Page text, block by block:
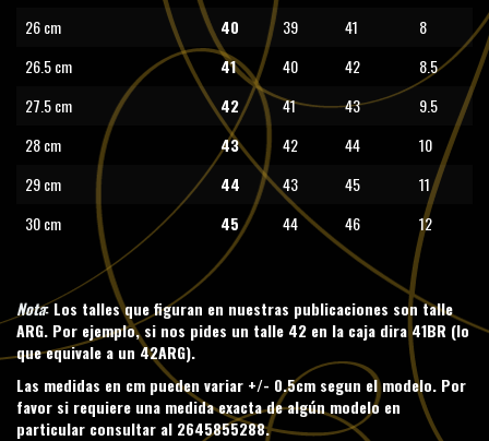
26 cm
40 39 41
8
26.5 cm
41 40 42
8.5
27.5 cm
42 41 43
9.5
28 cm
43 42 44
10
29 cm
44 43 45
11
30 cm
45 44 46 12
Nota: Los talles que figuran en nuestras publicaciones son talle
ARG. Por ejemplo, si nos pides un talle 42 en la caja dira 41BR (lo
que equivale a un 42ARG).
Las medidas en cm pueden variar +/- 0.5cm segun el modelo. Por
favor si requiere una medida exacta de algún modelo en
particular consultar al 2645855288.